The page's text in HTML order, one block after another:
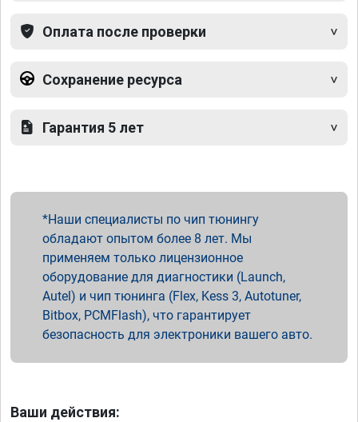
Оплата после проверки
Сохранение ресурса
Гарантия 5 лет
Наши специалисты по чип тюнингу
обладают опытом более 8 лет. Мы
применяем только лицензионное
оборудование для диагностики (Launch,
Autel) и чип тюнинга (Flex, Kess 3, Autotuner,
Bitbox, PCMFlash), что гарантирует
безопасность для электроники вашего авто.
Ваши действия: